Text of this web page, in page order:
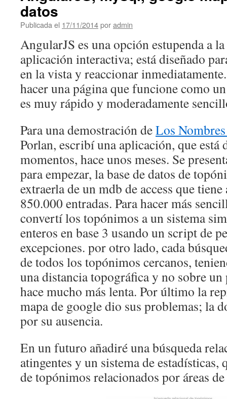
datos
Publicada el 17/11/2014poradmin
AngularJS es una opción estupenda a
aplicación interactiva; está diseñado
en la vista y reaccionar
hacer una página que funcione como
es muy rápido y moderadamente
Para una demostración deLos
Porlan, escribí una aplicación, que está
momentos, hace unos meses. Se
para empezar, la base de datos de
extraerla de un mdb de access que
850.000 entradas. Para hacer más
convertí los topónimos a un sistema
enteros en base 3 usando un script de
excepciones. por otro lado, cada
de todos los topónimos cercanos,
una distancia topográfica y no sobre
hace mucho más lenta. Por último la
mapa de google dio sus problemas; la
por su ausencia.
En un futuro añadiré una búsqueda
atingentes y un sistema de estadísticas,
de topónimos relacionados por áreas